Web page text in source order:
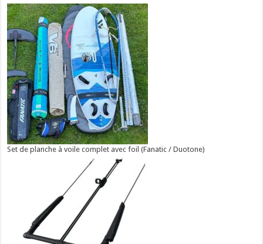
Set de planche à voile complet avec foil (Fanatic / Duotone)